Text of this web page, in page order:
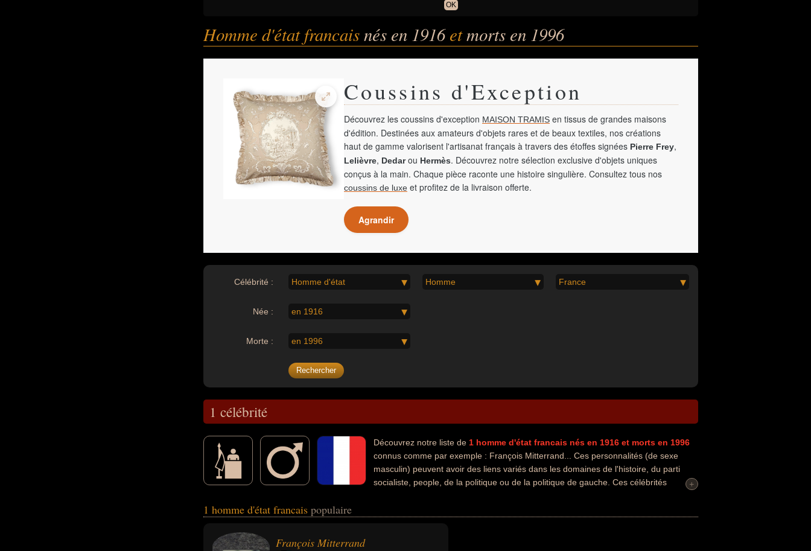
OK
Homme d'état francaisnés en 1916etmorts en 1996
Coussins d'Exception
Découvrez les coussins d'exception MAISON TRAMIS en tissus de grandes maisons
d'édition. Destinées aux amateurs d'objets rares et de beaux textiles, nos créations
haut de gamme valorisent l'artisanat français à travers des étoffes signées Pierre Frey,
Lelièvre, Dedarou Hermès. Découvrez notre sélection exclusive d'objets uniques
conçus à la main. Chaque pièce raconte une histoire singulière. Consultez tous nos
coussins de luxe et profitez de la livraison offerte.
Agrandir
Célébrité : Homme d'état Homme France
Née : en 1916
Morte : en 1996
1 célébrité
Découvrez notre liste de 1 homme d'état francais nés en 1916 et morts en 1996
connus comme par exemple : François Mitterrand... Ces personnalités (de sexe
masculin) peuvent avoir des liens variés dans les domaines de l'histoire, du parti
socialiste, people, de la politique ou de la politique de gauche. Ces célébrités
+
1 homme d'état francais populaire
François Mitterrand